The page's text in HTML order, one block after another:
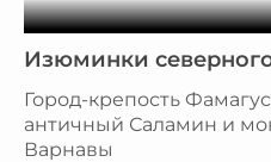
Изюминки
Город-крепость
античный Саламин и
Варнавы